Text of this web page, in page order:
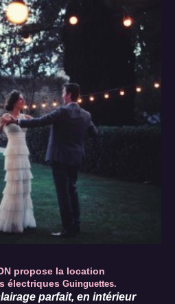
propose la location
électriques Guinguettes.
parfait, en intérieur